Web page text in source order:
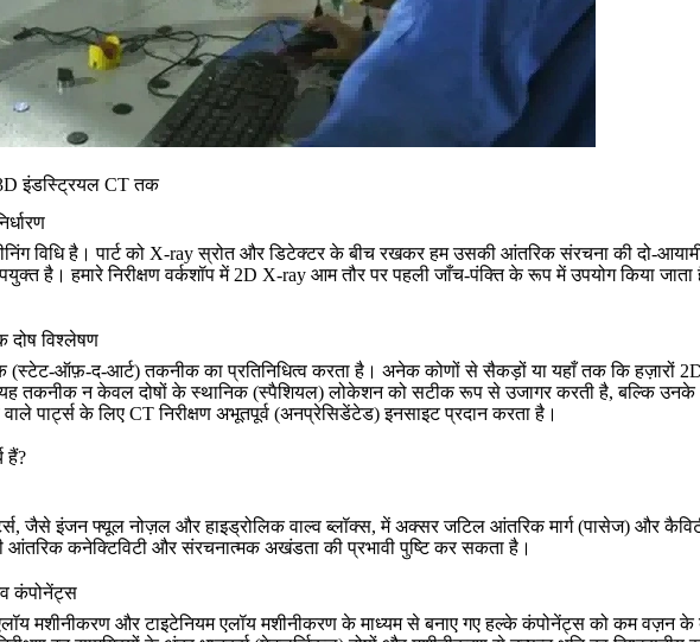
इंडस्ट्रियल CT तक
विधि है। पार्ट को X-ray स्रोत और डिटेक्टर के बीच रखकर हम उसकी आंतरिक संरचना की दो-
है। हमारे निरीक्षण वर्कशॉप में 2D X-ray आम तौर पर पहली जाँच-पंक्ति के रूप में उपयोग किया जाता
दोष विश्लेषण
(स्टेट-ऑफ़-द-आर्ट) तकनीक का प्रतिनिधित्व करता है। अनेक कोणों से सैकड़ों या यहाँ तक कि हज़ारों
यह तकनीक न केवल दोषों के स्थानिक (स्पैशियल) लोकेशन को सटीक रूप से उजागर करती है, बल्कि
पार्ट्स के लिए CT निरीक्षण अभूतपूर्व (अनप्रेसिडेंटेड) इनसाइट प्रदान करता है।
हैं?
जैसे इंजन फ्यूल नोज़ल और हाइड्रोलिक वाल्व ब्लॉक्स, में अक्सर जटिल आंतरिक मार्ग (पासेज) और
कनेक्टिविटी और संरचनात्मक अखंडता की प्रभावी पुष्टि कर सकता है।
कंपोनेंट्स
मशीनीकरण औरटाइटेनियम एलॉय मशीनीकरणके माध्यम से बनाए गए हल्के कंपोनेंट्स को कम वज़न के